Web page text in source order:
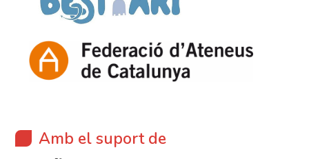
Amb el suport de